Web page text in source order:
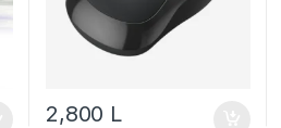
2,800 L